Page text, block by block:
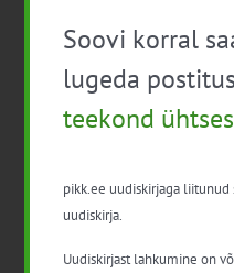
Lisa kalendrisse
Soovi korral
lugeda
teekond
pikk.ee uudiskirjaga liitunud
uudiskirja.
Uudiskirjast lahkumine on